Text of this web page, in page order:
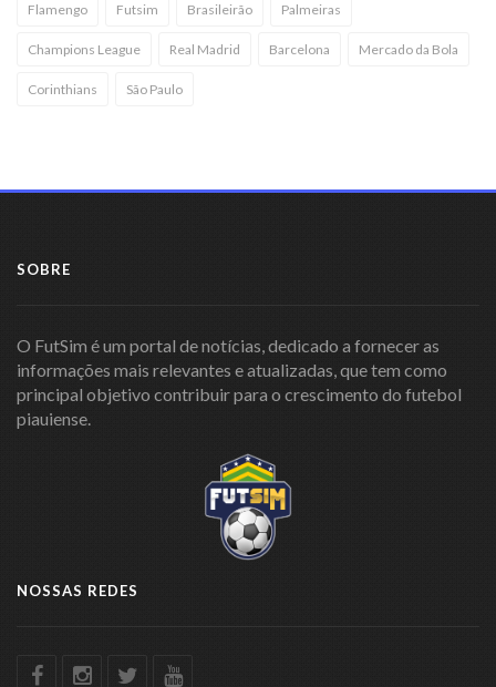
Flamengo Futsim Brasileirão Palmeiras
Champions League Real Madrid Barcelona Mercado da Bola
Corinthians São Paulo
SOBRE
O FutSim é um portal de notícias, dedicado a fornecer as
informações mais relevantes e atualizadas, que tem como
principal objetivo contribuir para o crescimento do futebol
piauiense.
NOSSAS REDES